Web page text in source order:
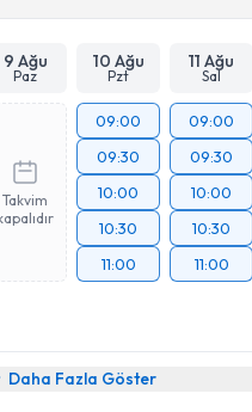
9 Ağu
Paz
10 Ağu
Pzt
11 Ağu
Sal
Takvim
09:00
09:30
10:00
10:30
11:00
09:00
09:30
10:00
10:30
11:00
Daha Fazla Göster